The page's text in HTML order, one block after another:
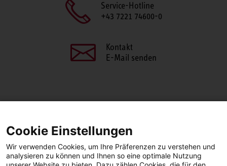
Service-Hotline
+43 7221 74600-0
Kontakt
E-Mail senden
FacebookLinkedIn
Cookie Einstellungen
Wir verwenden Cookies, um Ihre Präferenzen zu verstehen und
analysieren zu können und Ihnen so eine optimale Nutzung